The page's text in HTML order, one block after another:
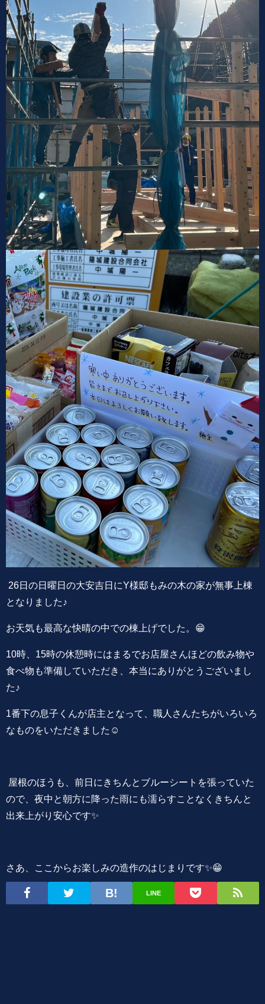
26日の日曜日の大安吉日にY様邸もみの木の家が無事上棟
となりました♪
お天気も最高な快晴の中での棟上げでした。😁
10時、15時の休憩時にはまるでお店屋さんほどの飲み物や
食べ物も準備していただき、本当にありがとうございまし
た♪
1番下の息子くんが店主となって、職人さんたちがいろいろ
なものをいただきました☺️
屋根のほうも、前日にきちんとブルーシートを張っていた
ので、夜中と朝方に降った雨にも濡らすことなくきちんと
出来上がり安心です✨
さあ、ここからお楽しみの造作のはじまりです✨😁
LINE